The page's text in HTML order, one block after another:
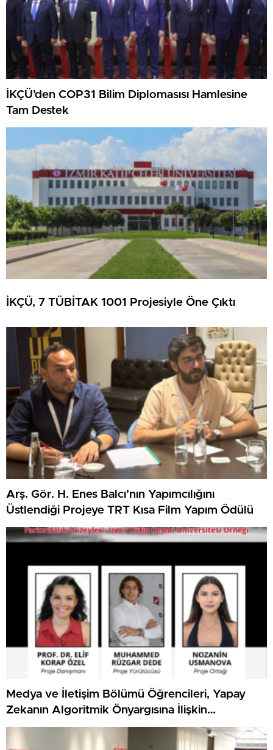
İKÇÜ’den COP31 Bilim Diplomasısı Hamlesine
Tam Destek
İKÇÜ, 7 TÜBİTAK 1001 Projesiyle Öne Çıktı
Arş. Gör. H. Enes Balcı’nın Yapımcılığını
Üstlendiği Projeye TRT Kısa Film Yapım Ödülü
Medya ve İletişim Bölümü Öğrencileri, Yapay
Zekanın Algoritmik Önyargısına İlişkin
Farkındalık Düzeylerini Araştıracak